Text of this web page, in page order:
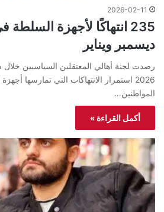
2026-02-11
235 انتهاكًا لأجهزة
ديسمبر ويناير
2026 استمرار الانتهاكات التي تمارسها
المواطنين…
أكمل القراءة »